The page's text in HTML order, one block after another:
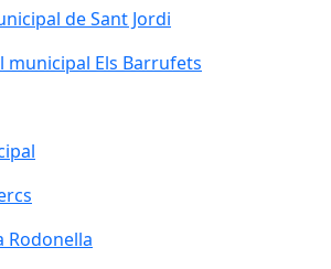
de Sant Jordi
municipal Els Barrufets
municipal Els Barrufets
Rodonella